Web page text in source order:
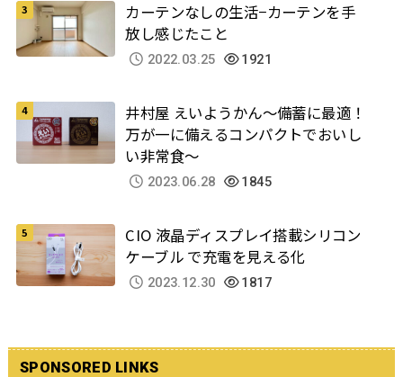
カーテンなしの生活−カーテンを手
放し感じたこと
2022.03.25 1921
井村屋 えいようかん～備蓄に最適！
万が一に備えるコンパクトでおいし
い非常食～
2023.06.28 1845
CIO 液晶ディスプレイ搭載シリコン
ケーブル で充電を見える化
2023.12.30 1817
SPONSORED LINKS